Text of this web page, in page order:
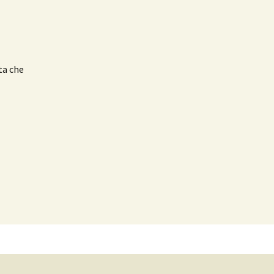
che